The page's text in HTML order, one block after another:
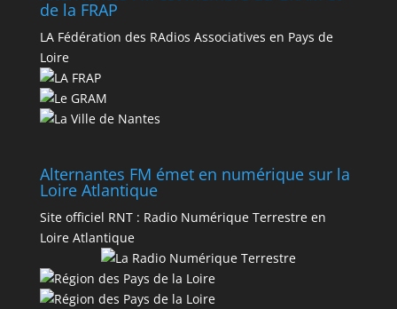
de la FRAP
LA Fédération des RAdios Associatives en Pays de
Loire
Alternantes FM émet en numérique sur la
Loire Atlantique
Site officiel RNT : Radio Numérique Terrestre en
Loire Atlantique